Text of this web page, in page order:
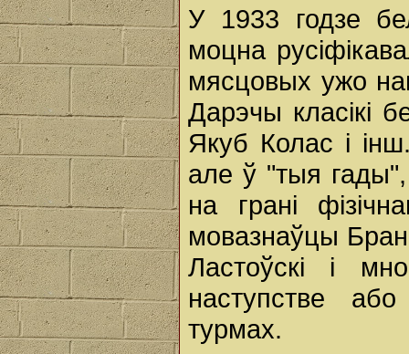
У 1933 годзе
моцна
мясцовых ужо
Дарэчы класікі
Якуб Колас і
але ў "тыя гады",
на грані
мовазнаўцы
Ластоўскі і
наступстве
турмах.